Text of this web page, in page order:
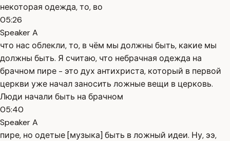
некоторая одежда, то, во
05:26
Speaker A
что нас облекли, то, в чём мы должны быть, какие мы
должны быть. Я считаю, что небрачная одежда на
брачном пире - это дух антихриста, который в первой
церкви уже начал заносить ложные вещи в церковь.
Люди начали быть на брачном
05:40
Speaker A
пире, но одетые [музыка] быть в ложный идеи. Ну, ээ,